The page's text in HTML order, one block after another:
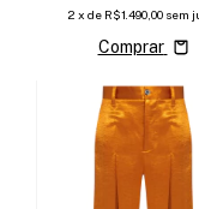
2 x de R$1.490,00 sem
Comprar